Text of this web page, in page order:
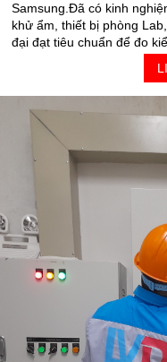
Samsung.Đã có kinh
khử ẩm, thiết bị phòng
đại đạt tiêu chuẩn để đo